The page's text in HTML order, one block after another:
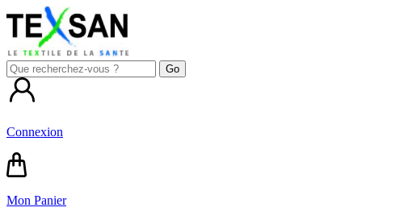
Connexion
Mon Panier